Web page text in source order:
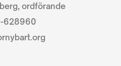
ordförande
628960